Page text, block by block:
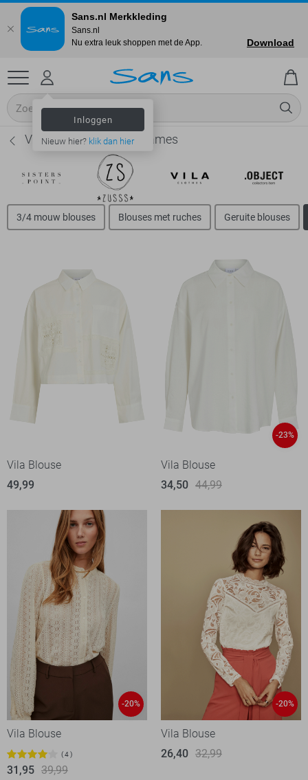
Inloggen
Nieuw hier? klik dan hier
Vila Kanten blouses - Dames
3/4 mouw blouses Blouses met ruches Geruite blouses
Vila Blouse
49,99
-23%
Vila Blouse
34,50 44,99
-20%
Vila Blouse
4
31,95 39,99
-20%
Vila Blouse
26,40 32,99
Sans.nl Merkkleding
Sans.nl
Nu extra leuk shoppen met de App.
Download